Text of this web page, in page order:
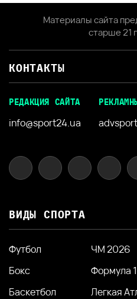
Материалы сайта
старше 21
КОНТАКТЫ
РЕДАКЦИЯ САЙТА
info@sport24.ua
ВИДЫ СПОРТА
Футбол ЧМ 2026
Бокс
Формула 1
Баскетбол
Легкая